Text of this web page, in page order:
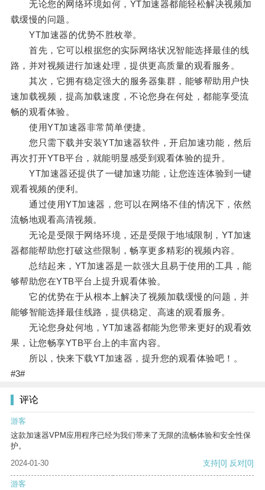
无论您的网络环境如何，YT加速器都能轻松解决视频加
载缓慢的问题。
YT加速器的优势不胜枚举。
首先，它可以根据您的实际网络状况智能选择最佳的线
路，并对视频进行加速处理，提供更高质量的观看服务。
其次，它拥有稳定强大的服务器集群，能够帮助用户快
速加载视频，提高加载速度，不论您身在何处，都能享受流
畅的观看体验。
使用YT加速器非常简单便捷。
您只需下载并安装YT加速器软件，开启加速功能，然后
再次打开YTB平台，就能明显感受到观看体验的提升。
YT加速器还提供了一键加速功能，让您连连体验到一键
观看视频的便利。
通过使用YT加速器，您可以在网络不佳的情况下，依然
流畅地观看高清视频。
无论是受限于网络环境，还是受限于地域限制，YT加速
器都能帮助您打破这些限制，畅享更多精彩的视频内容。
总结起来，YT加速器是一款强大且易于使用的工具，能
够帮助您在YTB平台上提升观看体验。
它的优势在于从根本上解决了视频加载缓慢的问题，并
能够智能选择最佳线路，提供稳定、高速的观看服务。
无论您身处何地，YT加速器都能为您带来更好的观看效
果，让您畅享YTB平台上的丰富内容。
所以，快来下载YT加速器，提升您的观看体验吧！。
#3#
评论
游客
这款加速器VPM应用程序已经为我们带来了无限的流畅体验和安全性保
护。
2024-01-30
支持[0] 反对[0]
游客